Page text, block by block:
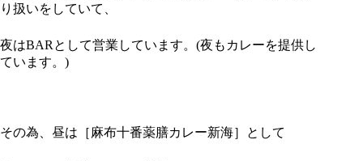
り扱いをしていて、
夜はBARとして営業しています。(夜もカレーを提供し
ています。)
その為、昼は［麻布十番薬膳カレー新海］として